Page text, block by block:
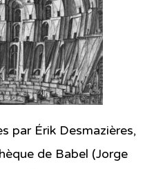
par Érik Desmazières,
de Babel (Jorge